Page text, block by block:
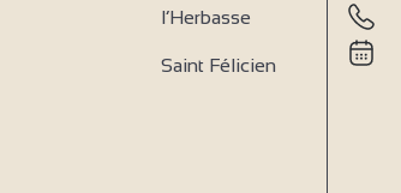
l’Herbasse
Saint Félicien